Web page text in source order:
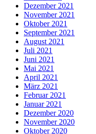
Dezember 2021
November 2021
Oktober 2021
September 2021
August 2021
Juli 2021
Juni 2021
Mai 2021
April 2021
März 2021
Februar 2021
Januar 2021
Dezember 2020
November 2020
Oktober 2020